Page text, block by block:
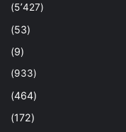
(5٬427)
(53)
(9)
(933)
(464)
(172)